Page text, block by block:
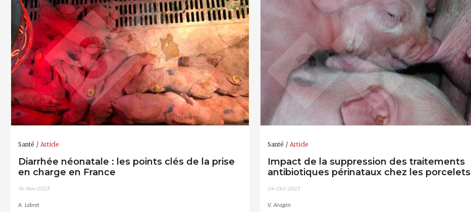
Santé Article
Diarrhée néonatale : les points clés de la prise
en charge en France
16-Nov-2023
A. Lebret
Santé Article
Impact de la suppression des traitements
antibiotiques périnataux chez les porcelets
24-Oct-2023
V. Aragón